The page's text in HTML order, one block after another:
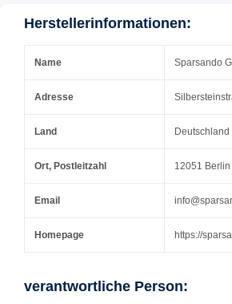
Herstellerinformationen:
Name Sparsando
Adresse
Land Deutschland
Ort, Postleitzahl 12051 Berlin
Email
Homepage https://
verantwortliche Person: